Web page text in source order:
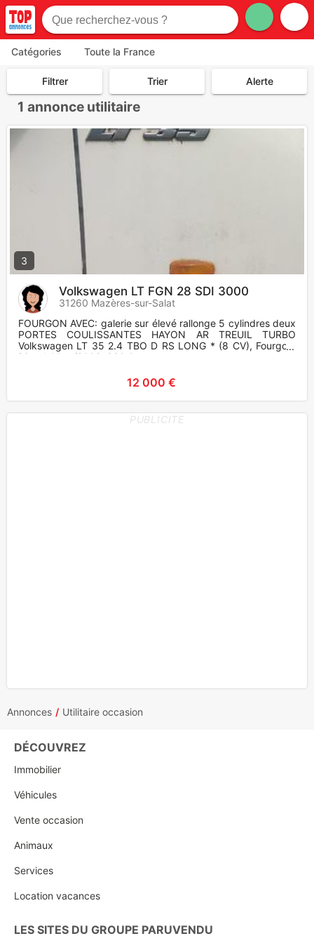
Catégories Toute la France
Filtrer Trier Alerte
1 annonce utilitaire
3
Volkswagen LT FGN 28 SDI 3000
31260 Mazères-sur-Salat
FOURGON AVEC: galerie sur élevé rallonge 5 cylindres deux
PORTES COULISSANTES HAYON AR TREUIL TURBO
Volkswagen LT 35 2.4 TBO D RS LONG * (8 CV), Fourgon,
Diesel, Mars/2002, 330 0
12 000 €
PUBLICITE
Annonces Utilitaire occasion
DÉCOUVREZ
Immobilier
Véhicules
Vente occasion
Animaux
Services
Location vacances
LES SITES DU GROUPE PARUVENDU